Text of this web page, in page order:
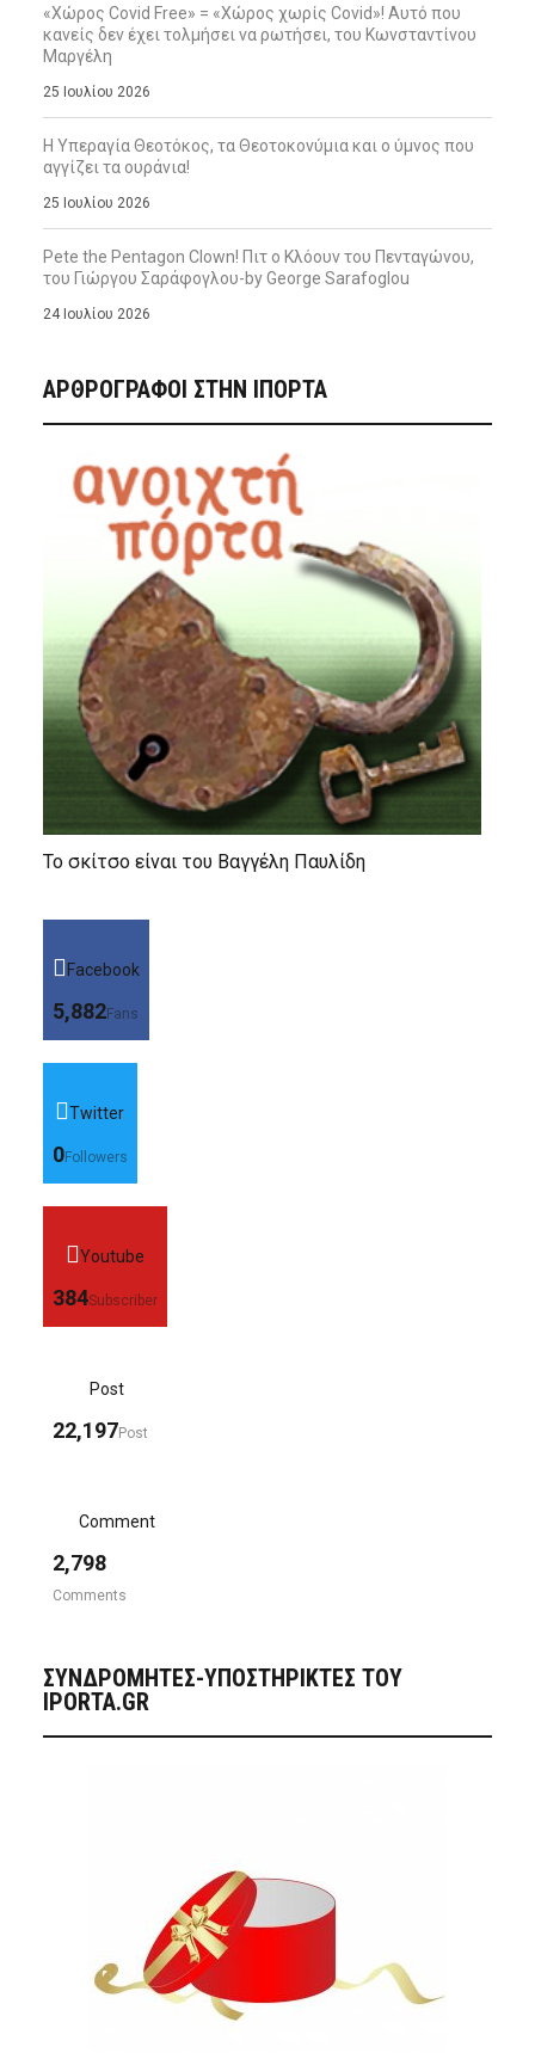
«Χώρος Covid Free» = «Χώρος χωρίς Covid»! Αυτό που
κανείς δεν έχει τολμήσει να ρωτήσει, του Κωνσταντίνου
Μαργέλη
25 Ιουλίου 2026
Η Υπεραγία Θεοτόκος, τα Θεοτοκονύμια και ο ύμνος που
αγγίζει τα ουράνια!
25 Ιουλίου 2026
Pete the Pentagon Clown! Πιτ ο Κλόουν του Πενταγώνου,
του Γιώργου Σαράφογλου-by George Sarafoglou
24 Ιουλίου 2026
ΑΡΘΡΟΓΡΑΦΟΙ ΣΤΗΝ IΠΟΡΤΑ
Το σκίτσο είναι του Βαγγέλη Παυλίδη
Facebook
5,882Fans
Twitter
0Followers
Youtube
384Subscriber
Post
22,197Post
Comment
2,798
Comments
ΣΥΝΔΡΟΜΗΤΈΣ-ΥΠΟΣΤΗΡΙΚΤΈΣ ΤΟΥ
IPORTA.GR